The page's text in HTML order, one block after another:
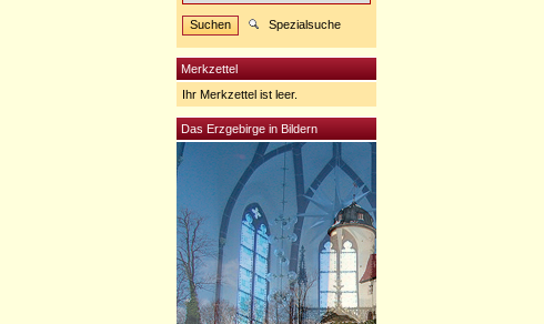
Spezialsuche
Merkzettel
Ihr Merkzettel ist leer.
Das Erzgebirge in Bildern